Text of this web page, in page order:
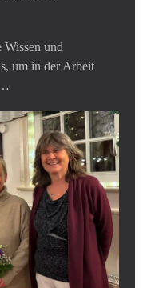
und
um in der Arbeit